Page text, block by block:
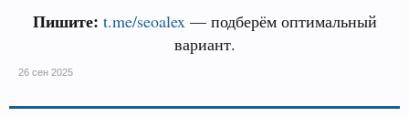
Пишите: t.me/seoalex— подберём оптимальный
вариант.
26 сен 2025